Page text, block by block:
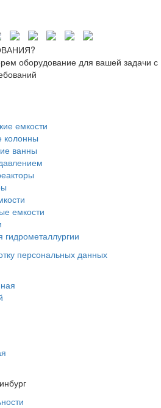
оборудование для вашей задачи с
емкости
колонны
ванны
емкости
гидрометаллургии
персональных данных